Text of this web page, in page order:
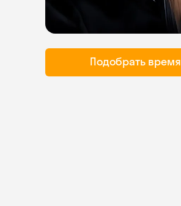
Подобрать время